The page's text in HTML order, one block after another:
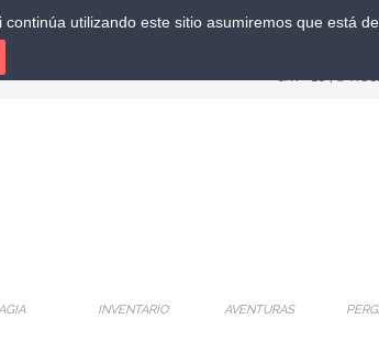
CAT-ES|
INVENTARIO AVENTURAS
utilizando este sitio asumiremos que está